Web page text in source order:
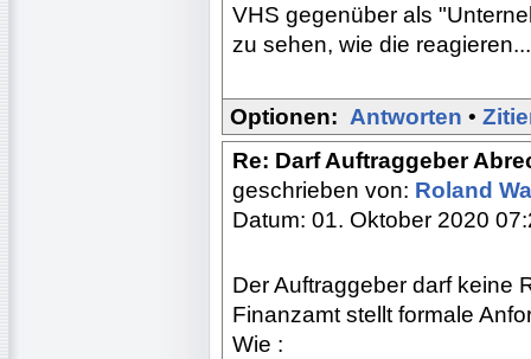
VHS gegenüber als
zu sehen, wie die reagieren...
Optionen: Antworten •
Re: Darf Auftraggeber
geschrieben von: Roland
Datum: 01. Oktober 2020
Der Auftraggeber darf keine
Finanzamt stellt formale
Wie :